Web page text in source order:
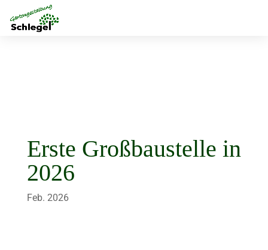
Erste Großbaustelle in
2026
Feb. 2026